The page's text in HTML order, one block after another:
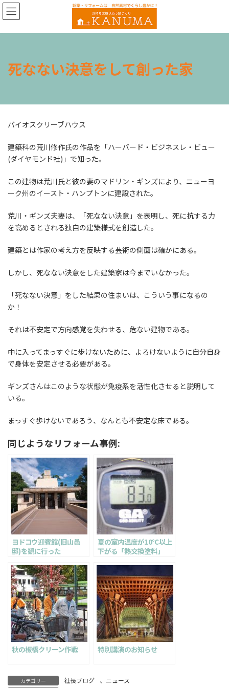
コ
ン
ン
ナ
ビ
ー
死なない決意をして創った家
バイオスクリーブハウス
建築科の荒川修作氏の作品を「ハーバード・ビジネスレ・ビュー
(ダイヤモンド社)」で知った。
この建物は荒川氏と彼の妻のマドリン・ギンズにより、ニューヨ
ーク州のイースト・ハンプトンに建設された。
荒川・ギンズ夫妻は、「死なない決意」を表明し、死に抗する力
を高めるとされる独自の建築様式を創造した。
建築とは作家の考え方を反映する芸術の側面は確かにある。
しかし、死なない決意をした建築家は今までいなかった。
「死なない決意」をした結果の住まいは、こういう事になるの
か！
それは不安定で方向感覚を失わせる、危ない建物である。
中に入ってまっすぐに歩けないために、よろけないように自分自身
で身体を安定させる必要がある。
ギンズさんはこのような状態が免疫系を活性化させると説明して
いる。
まっすぐ歩けないであろう、なんとも不安定な床である。
同じようなリフォーム事例:
ヨドコウ迎賓館(旧山邑
邸)を観に行った
夏の室内温度が10℃以上
下がる「熱交換塗料」
秋の板橋クリーン作戦 特別講演のお知らせ
カテゴリー 社長ブログ 、 ニュース